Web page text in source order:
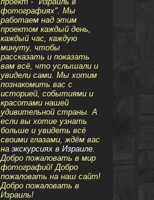
фотографиях". Мы
работаем над этим
проектом каждый день,
каждый час, каждую
минуту, чтобы
рассказать и показать
вам всё, что услышали и
увидели сами. Мы хотим
познакомить вас с
историей, событиями и
красотами нашей
удивительной страны. А
если вы хотие узнать
больше и увидеть всё
своими глазами, ждём вас
на экскурсиях в Израиле.
Добро пожаловать в мир
фотографий! Добро
пожаловать на наш сайт!
Добро пожаловать в
Израиль!